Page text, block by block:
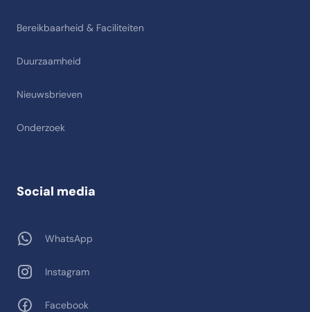
Bereikbaarheid & Faciliteiten
Duurzaamheid
Nieuwsbrieven
Onderzoek
Social media
WhatsApp
Instagram
Facebook